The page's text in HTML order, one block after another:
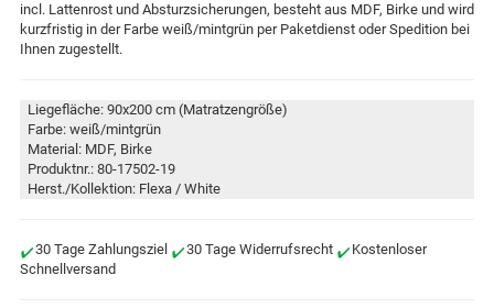
incl. Lattenrost und Absturzsicherungen, besteht aus MDF, Birke und wird
kurzfristig in der Farbe weiß/mintgrün per Paketdienst oder Spedition bei
Ihnen zugestellt.
Liegefläche: 90x200 cm (Matratzengröße)
Farbe: weiß/mintgrün
Material: MDF, Birke
Produktnr.: 80-17502-19
Herst./Kollektion: Flexa / White
30 Tage Zahlungsziel 30 Tage Widerrufsrecht
Kostenloser
Schnellversand